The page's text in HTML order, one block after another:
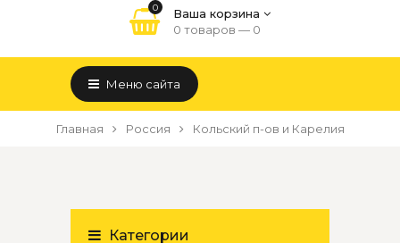
0
Ваша корзина
0 товаров — 0
Меню сайта
Главная Россия Кольский п-ов и Карелия
Категории